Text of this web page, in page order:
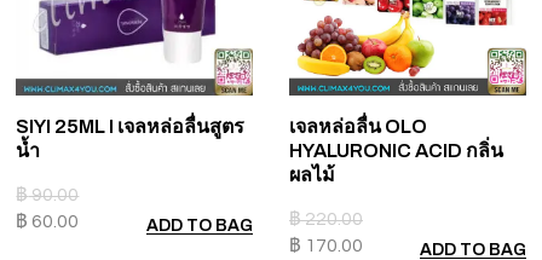
SIYI 25ML I เจลหล่อลื่นสูตร
น้ำ
฿90.00
฿ 60.00 ADD TO BAG
เจลหล่อลื่น OLO
HYALURONIC ACID กลิ่น
ผลไม้
฿220.00
฿ 170.00 ADD TO BAG